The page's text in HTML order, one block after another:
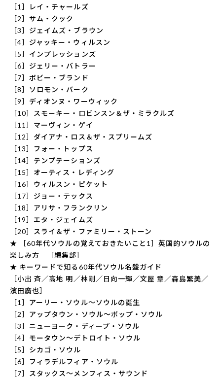
［1］レイ・チャールズ
［2］サム・クック
［3］ジェイムズ・ブラウン
［4］ジャッキー・ウィルスン
［5］インプレッションズ
［6］ジェリー・バトラー
［7］ボビー・ブランド
［8］ソロモン・バーク
［9］ディオンヌ・ワーウィック
［10］スモーキー・ロビンスン＆ザ・ミラクルズ
［11］マーヴィン・ゲイ
［12］ダイアナ・ロス＆ザ・スプリームズ
［13］フォー・トップス
［14］テンプテーションズ
［15］オーティス・レディング
［16］ウィルスン・ピケット
［17］ジョー・テックス
［18］アリサ・フランクリン
［19］エタ・ジェイムズ
［20］スライ＆ザ・ファミリー・ストーン
★ ［60年代ソウルの覚えておきたいこと1］英国的ソウルの
楽しみ方 ［編集部］
★ キーワードで知る60年代ソウル名盤ガイド
［小出 斉／高地 明／林剛／日向一輝／文屋 章／森島繁美／
濱田廣也］
［1］アーリー・ソウル〜ソウルの誕生
［2］アップタウン・ソウル〜ポップ・ソウル
［3］ニューヨーク・ディープ・ソウル
［4］モータウン〜デトロイト・ソウル
［5］シカゴ・ソウル
［6］フィラデルフィア・ソウル
［7］スタックス〜メンフィス・サウンド